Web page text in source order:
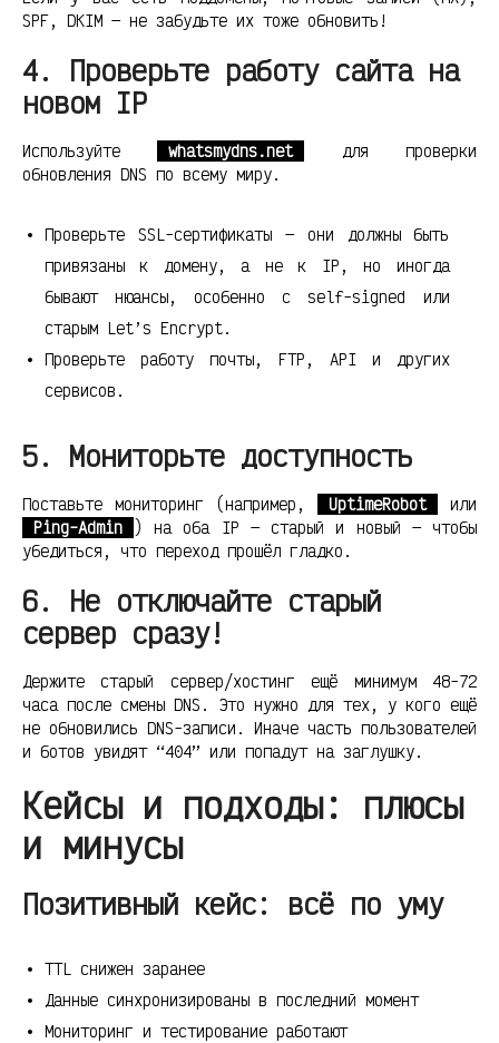
SPF, DKIM — не забудьте их тоже обновить!
4. Проверьте работу сайта на
новом IP
Используйте whatsmydns.net
для проверки
обновления DNS по всему миру.
Проверьте SSL-сертификаты — они должны быть
привязаны к домену, а не к IP, но иногда
бывают нюансы, особенно с self-signed или
старым Let’s Encrypt.
Проверьте работу почты, FTP, API и других
сервисов.
5. Мониторьте доступность
Поставьте мониторинг (например, UptimeRobot
или
Ping-Admin
) на оба IP — старый и новый — чтобы
убедиться, что переход прошёл гладко.
6. Не отключайте старый
сервер сразу!
Держите старый сервер/хостинг ещё минимум 48-72
часа после смены DNS. Это нужно для тех, у кого ещё
не обновились DNS-записи. Иначе часть пользователей
и ботов увидят “404” или попадут на заглушку.
Кейсы и подходы: плюсы
и минусы
Позитивный кейс: всё по уму
TTL снижен заранее
Данные синхронизированы в последний момент
Мониторинг и тестирование работают